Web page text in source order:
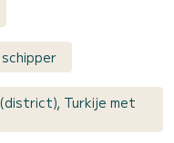
Turkije met